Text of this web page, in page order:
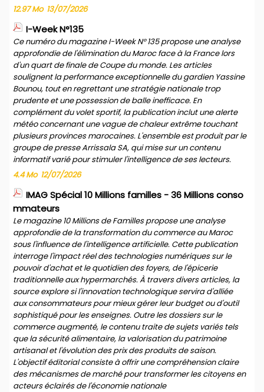
12.97 Mo 13/07/2026
I-Week N°135
Ce numéro du magazine I-Week N° 135 propose une analyse
approfondie de l'élimination du Maroc face à la France lors
d'un quart de finale de Coupe du monde. Les articles
soulignent la performance exceptionnelle du gardien Yassine
Bounou, tout en regrettant une stratégie nationale trop
prudente et une possession de balle inefficace. En
complément du volet sportif, la publication inclut une alerte
météo concernant une vague de chaleur extrême touchant
plusieurs provinces marocaines. L'ensemble est produit par le
groupe de presse Arrissala SA, qui mise sur un contenu
informatif varié pour stimuler l'intelligence de ses lecteurs.
4.4 Mo 12/07/2026
IMAG Spécial 10 Millions familles - 36 Millions conso
mmateurs
Le magazine 10 Millions de Familles propose une analyse
approfondie de la transformation du commerce au Maroc
sous l'influence de l'intelligence artificielle. Cette publication
interroge l'impact réel des technologies numériques sur le
pouvoir d'achat et le quotidien des foyers, de l'épicerie
traditionnelle aux hypermarchés. À travers divers articles, la
source explore si l'innovation technologique servira d'alliée
aux consommateurs pour mieux gérer leur budget ou d'outil
sophistiqué pour les enseignes. Outre les dossiers sur le
commerce augmenté, le contenu traite de sujets variés tels
que la sécurité alimentaire, la valorisation du patrimoine
artisanal et l'évolution des prix des produits de saison.
L'objectif éditorial consiste à offrir une compréhension claire
des mécanismes de marché pour transformer les citoyens en
acteurs éclairés de l'économie nationale